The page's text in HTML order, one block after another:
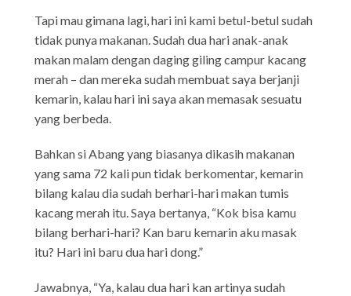
Tapi mau gimana lagi, hari ini kami betul-betul sudah
tidak punya makanan. Sudah dua hari anak-anak
makan malam dengan daging giling campur kacang
merah – dan mereka sudah membuat saya berjanji
kemarin, kalau hari ini saya akan memasak sesuatu
yang berbeda.
Bahkan si Abang yang biasanya dikasih makanan
yang sama 72 kali pun tidak berkomentar, kemarin
bilang kalau dia sudah berhari-hari makan tumis
kacang merah itu. Saya bertanya, “Kok bisa kamu
bilang berhari-hari? Kan baru kemarin aku masak
itu? Hari ini baru dua hari dong.”
Jawabnya, “Ya, kalau dua hari kan artinya sudah